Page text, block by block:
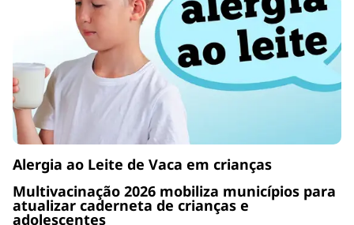
Alergia ao Leite de Vaca em crianças
Multivacinação 2026 mobiliza municípios para
atualizar caderneta de crianças e
adolescentes